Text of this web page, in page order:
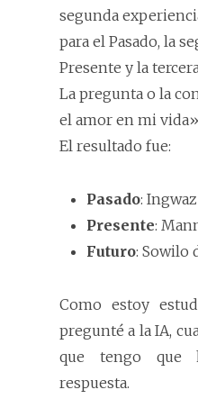
segunda
para el Pasado, la
Presente y la
La pregunta o la
el amor en mi
El resultado fue:
Pasado:
Presente:
Futuro: Sowilo
Como estoy
pregunté a la IA,
que tengo que
respuesta.